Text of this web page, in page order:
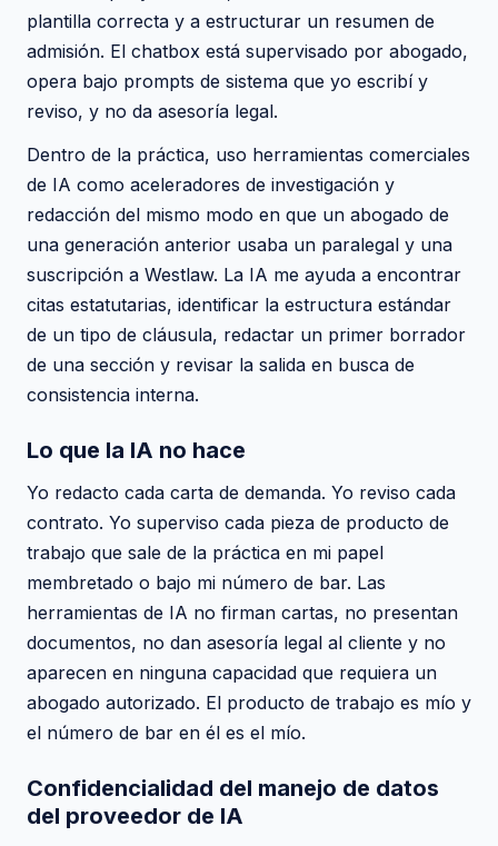
plantilla correcta y a estructurar un resumen de
admisión. El chatbox está supervisado por abogado,
opera bajo prompts de sistema que yo escribí y
reviso, y no da asesoría legal.
Dentro de la práctica, uso herramientas comerciales
de IA como aceleradores de investigación y
redacción del mismo modo en que un abogado de
una generación anterior usaba un paralegal y una
suscripción a Westlaw. La IA me ayuda a encontrar
citas estatutarias, identificar la estructura estándar
de un tipo de cláusula, redactar un primer borrador
de una sección y revisar la salida en busca de
consistencia interna.
Lo que la IA no hace
Yo redacto cada carta de demanda. Yo reviso cada
contrato. Yo superviso cada pieza de producto de
trabajo que sale de la práctica en mi papel
membretado o bajo mi número de bar. Las
herramientas de IA no firman cartas, no presentan
documentos, no dan asesoría legal al cliente y no
aparecen en ninguna capacidad que requiera un
abogado autorizado. El producto de trabajo es mío y
el número de bar en él es el mío.
Confidencialidad del manejo de datos
del proveedor de IA